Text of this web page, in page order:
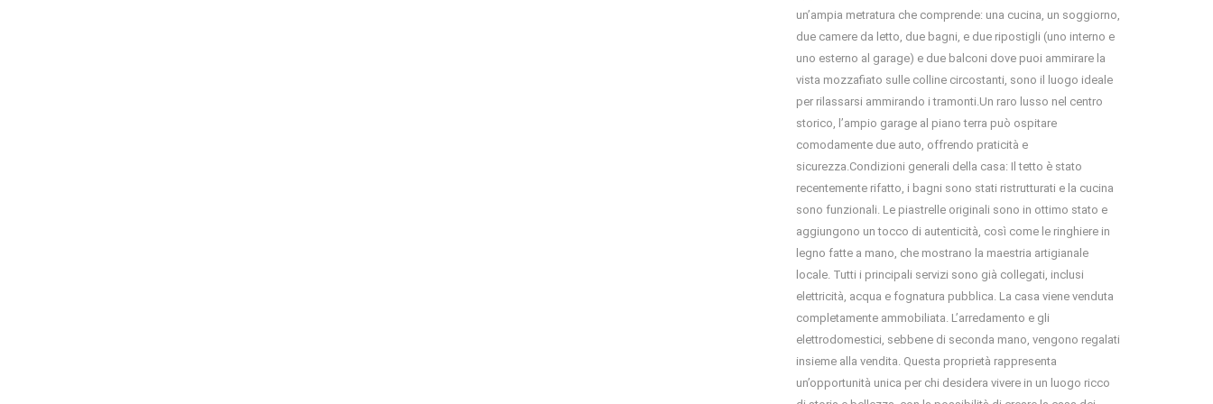
un’ampia metratura che comprende: una cucina, un soggiorno,
due camere da letto, due bagni, e due ripostigli (uno interno e
uno esterno al garage) e due balconi dove puoi ammirare la
vista mozzafiato sulle colline circostanti, sono il luogo ideale
per rilassarsi ammirando i tramonti.Un raro lusso nel centro
storico, l’ampio garage al piano terra può ospitare
comodamente due auto, offrendo praticità e
sicurezza.Condizioni generali della casa: Il tetto è stato
recentemente rifatto, i bagni sono stati ristrutturati e la cucina
sono funzionali. Le piastrelle originali sono in ottimo stato e
aggiungono un tocco di autenticità, così come le ringhiere in
legno fatte a mano, che mostrano la maestria artigianale
locale. Tutti i principali servizi sono già collegati, inclusi
elettricità, acqua e fognatura pubblica. La casa viene venduta
completamente ammobiliata. L’arredamento e gli
elettrodomestici, sebbene di seconda mano, vengono regalati
insieme alla vendita. Questa proprietà rappresenta
un’opportunità unica per chi desidera vivere in un luogo ricco